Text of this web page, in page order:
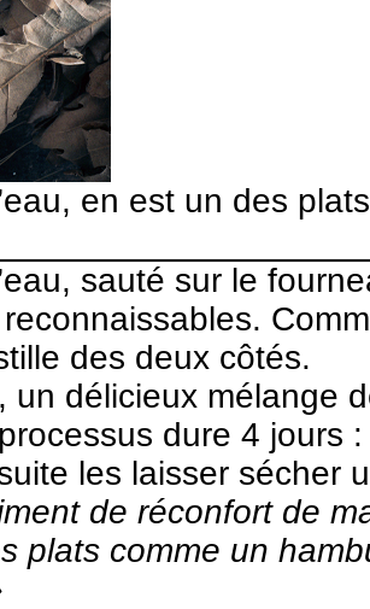
en est un des
sauté sur le
des deux côtés.
délicieux mélange
dure 4 jours
les laisser sécher
de réconfort de
plats comme un